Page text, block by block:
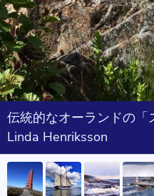
伝統的なオーランドの「
Linda Henriksson